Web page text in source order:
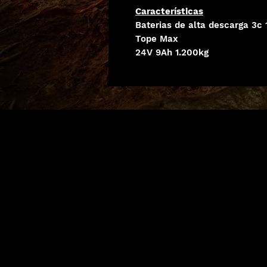
Características
Baterias de alta descarga 3c
Tope Max
24V 9Ah 1.200kg